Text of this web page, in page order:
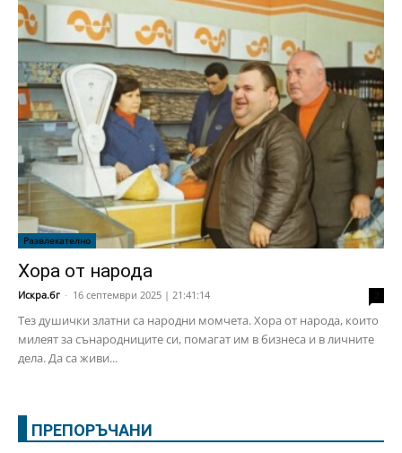
Развлекателно
Хора от народа
Искра.бг - 16 септември 2025 | 21:41:14
Тез душички златни са народни момчета. Хора от народа, които
милеят за сънародниците си, помагат им в бизнеса и в личните
дела. Да са живи...
ПРЕПОРЪЧАНИ